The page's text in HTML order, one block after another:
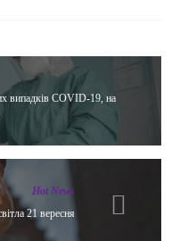
випадків COVID-19, на
Hot News
21 вересня